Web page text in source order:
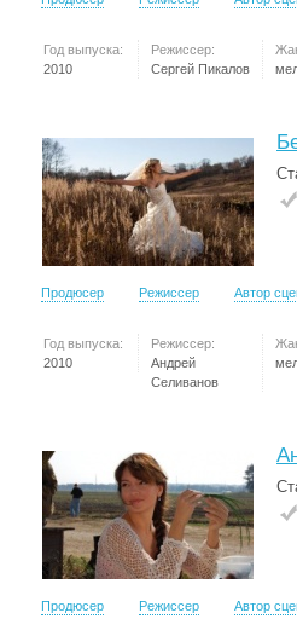
Год выпуска:
2010
Режиссер:
Сергей Пикалов
Продюсер Режиссер Автор
Год выпуска:
2010
Режиссер:
Андрей
Селиванов
Продюсер Режиссер Автор